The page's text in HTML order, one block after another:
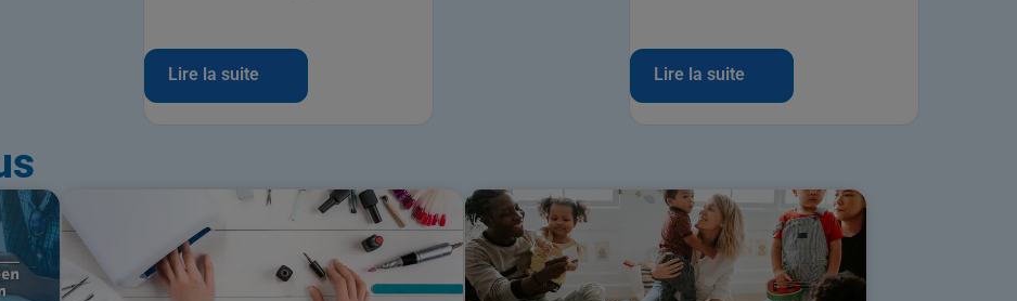
Lire la suite Lire la suite